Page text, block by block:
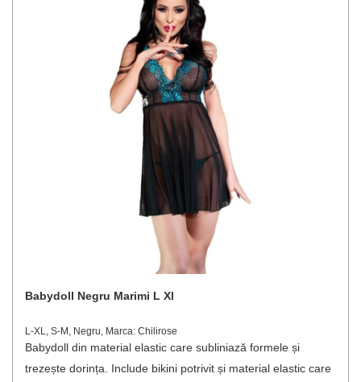
Babydoll Negru Marimi L Xl
L-XL, S-M, Negru, Marca: Chilirose
Babydoll din material elastic care subliniază formele și
trezește dorința. Include bikini potrivit și material elastic care